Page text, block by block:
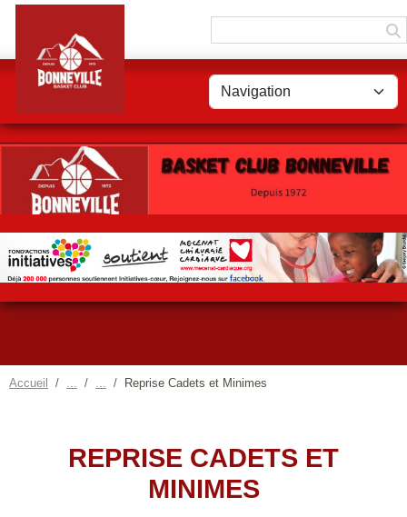
Accueil Reprise Cadets et Minimes
REPRISE CADETS ET
MINIMES